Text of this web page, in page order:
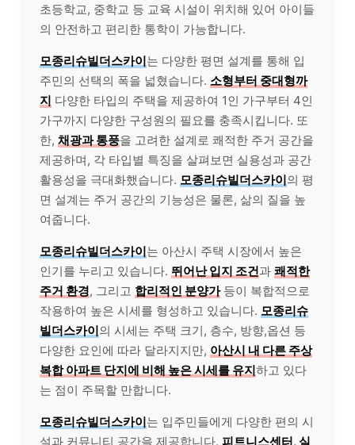
초등학교, 중학교 등 교육 시설이 위치해 있어 아이들
의 안전하고 편리한 통학이 가능합니다.
모종리슈빌더스카이는 다양한 평면 설계를 통해 입
주민의 선택의 폭을 넓혔습니다. 소형부터 중대형까
지 다양한 타입의 주택을 제공하여 1인 가구부터 4인
가구까지 다양한 구성원의 필요를 충족시킵니다. 또
한, 채광과 통풍을 고려한 설계로 쾌적한 주거 공간을
제공하며, 각 타입별 특징을 살펴보면 실용성과 공간
활용성을 극대화했습니다. 모종리슈빌더스카이의 평
면 설계는 주거 공간의 기능성은 물론, 삶의 질을 높
여줍니다.
모종리슈빌더스카이는 아산시 주택 시장에서 높은
인기를 누리고 있습니다. 뛰어난 입지 조건과 쾌적한
주거 환경, 그리고 합리적인 분양가등이 복합적으로
작용하여 높은 시세를 형성하고 있습니다. 모종리슈
빌더스카이의 시세는 주택 크기, 층수, 방향,옵션 등
다양한 요인에 따라 달라지지만, 아산시 내 다른 주상
복합 아파트 단지에 비해 높은 시세를 유지하고 있다
는 점이 주목할 만합니다.
모종리슈빌더스카이는 입주민들에게 다양한 편의 시
설과 커뮤니티 공간을 제공합니다. 피트니스센터, 실